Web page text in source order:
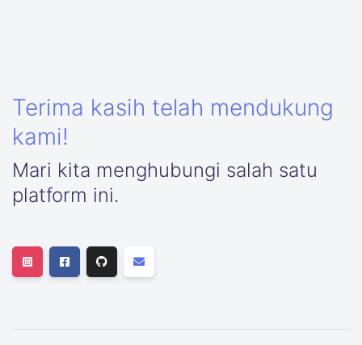
Terima kasih telah mendukung
kami!
Mari kita menghubungi salah satu
platform ini.